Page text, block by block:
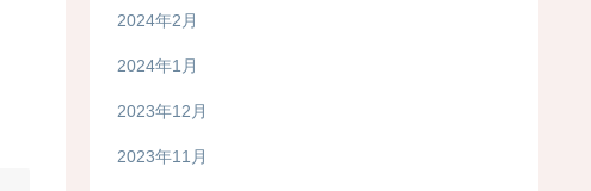
2024年2月
2024年1月
2023年12月
2023年11月